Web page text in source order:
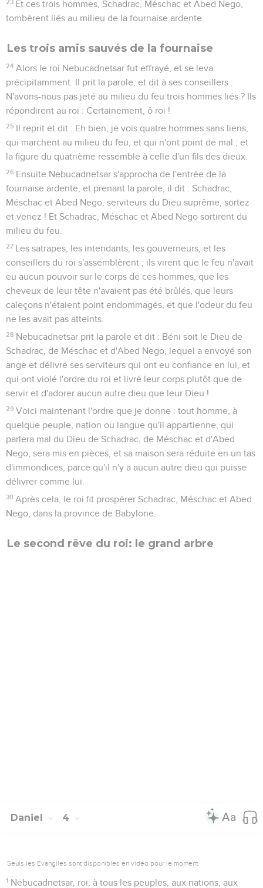
23 Et ces trois hommes, Schadrac, Méschac et Abed Nego,
tombèrent liés au milieu de la fournaise ardente.
Les trois amis sauvés de la fournaise
24 Alors le roi Nebucadnetsar fut effrayé, et se leva
précipitamment. Il prit la parole, et dit à ses conseillers :
N'avons-nous pas jeté au milieu du feu trois hommes liés ? Ils
répondirent au roi : Certainement, ô roi !
25 Il reprit et dit : Eh bien, je vois quatre hommes sans liens,
qui marchent au milieu du feu, et qui n'ont point de mal ; et
la figure du quatrième ressemble à celle d'un fils des dieux.
26 Ensuite Nebucadnetsar s'approcha de l'entrée de la
fournaise ardente, et prenant la parole, il dit : Schadrac,
Méschac et Abed Nego, serviteurs du Dieu suprême, sortez
et venez ! Et Schadrac, Méschac et Abed Nego sortirent du
milieu du feu.
27 Les satrapes, les intendants, les gouverneurs, et les
conseillers du roi s'assemblèrent ; ils virent que le feu n'avait
eu aucun pouvoir sur le corps de ces hommes, que les
cheveux de leur tête n'avaient pas été brûlés, que leurs
caleçons n'étaient point endommagés, et que l'odeur du feu
ne les avait pas atteints.
28 Nebucadnetsar prit la parole et dit : Béni soit le Dieu de
Schadrac, de Méschac et d'Abed Nego, lequel a envoyé son
ange et délivré ses serviteurs qui ont eu confiance en lui, et
qui ont violé l'ordre du roi et livré leur corps plutôt que de
servir et d'adorer aucun autre dieu que leur Dieu !
29 Voici maintenant l'ordre que je donne : tout homme, à
quelque peuple, nation ou langue qu'il appartienne, qui
parlera mal du Dieu de Schadrac, de Méschac et d'Abed
Nego, sera mis en pièces, et sa maison sera réduite en un tas
d'immondices, parce qu'il n'y a aucun autre dieu qui puisse
délivrer comme lui.
30 Après cela, le roi fit prospérer Schadrac, Méschac et Abed
Nego, dans la province de Babylone.
Le second rêve du roi: le grand arbre
Daniel 4
Seuls les Évangiles sont disponibles en vidéo pour le moment.
1 Nebucadnetsar, roi, à tous les peuples, aux nations, aux